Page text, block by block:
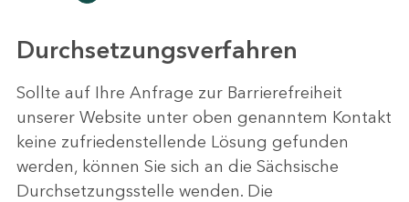
Durchsetzungsverfahren
Sollte auf Ihre Anfrage zur Barrierefreiheit
unserer Website unter oben genanntem Kontakt
keine zufriedenstellende Lösung gefunden
werden, können Sie sich an die Sächsische
Durchsetzungsstelle wenden. Die